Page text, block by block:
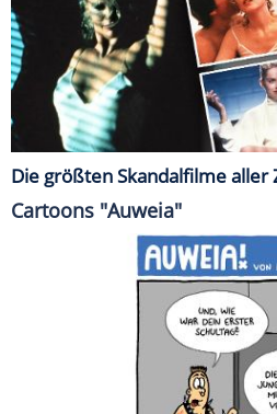
Die größten Skandalfilme aller
Cartoons "Auweia"